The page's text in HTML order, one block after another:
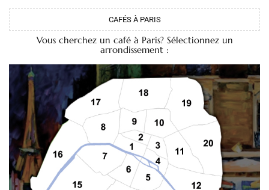
CAFÉS À PARIS
Vous cherchez un café à Paris? Sélectionnez un
arrondissement :